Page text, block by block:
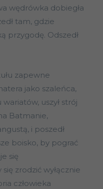
wędrówka dobiegła
tam, gdzie
przygodę. Odszedł
zapewne
jako szaleńca,
uszył strój
Batmanie,
i poszedł
boisko, by pograć
się
zrodzić wyłącznie
człowieka